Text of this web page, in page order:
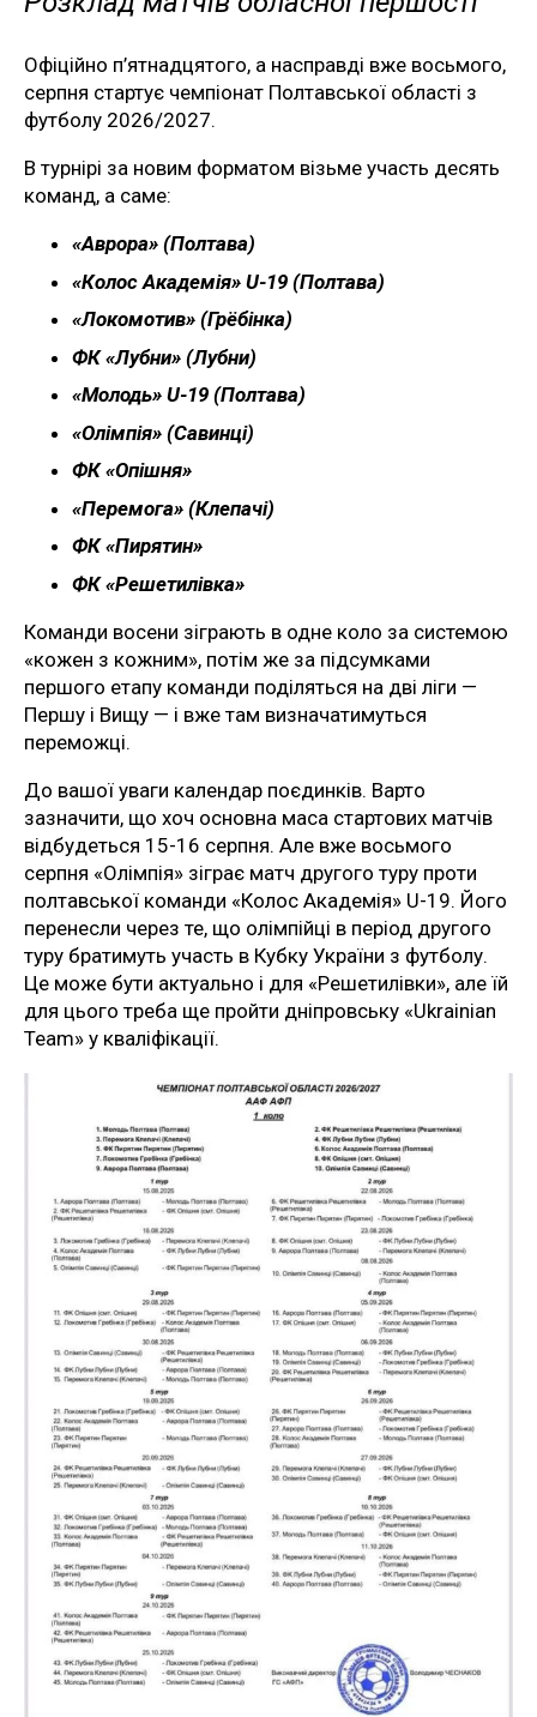
Офіційно п’ятнадцятого, а насправді вже восьмого,
серпня стартує чемпіонат Полтавської області з
футболу 2026/2027.
В турнірі за новим форматом візьме участь десять
команд, а саме:
«Аврора» (Полтава)
«Колос Академія» U-19 (Полтава)
«Локомотив» (Грёбінка)
ФК «Лубни» (Лубни)
«Молодь» U-19 (Полтава)
«Олімпія» (Савинці)
ФК «Опішня»
«Перемога» (Клепачі)
ФК «Пирятин»
ФК «Решетилівка»
Команди восени зіграють в одне коло за системою
«кожен з кожним», потім же за підсумками
першого етапу команди поділяться на дві ліги —
Першу і Вищу — і вже там визначатимуться
переможці.
До вашої уваги календар поєдинків. Варто
зазначити, що хоч основна маса стартових матчів
відбудеться 15-16 серпня. Але вже восьмого
серпня «Олімпія» зіграє матч другого туру проти
полтавської команди «Колос Академія» U-19. Його
перенесли через те, що олімпійці в період другого
туру братимуть участь в Кубку України з футболу.
Це може бути актуально і для «Решетилівки», але їй
для цього треба ще пройти дніпровську «Ukrainian
Team» у кваліфікації.